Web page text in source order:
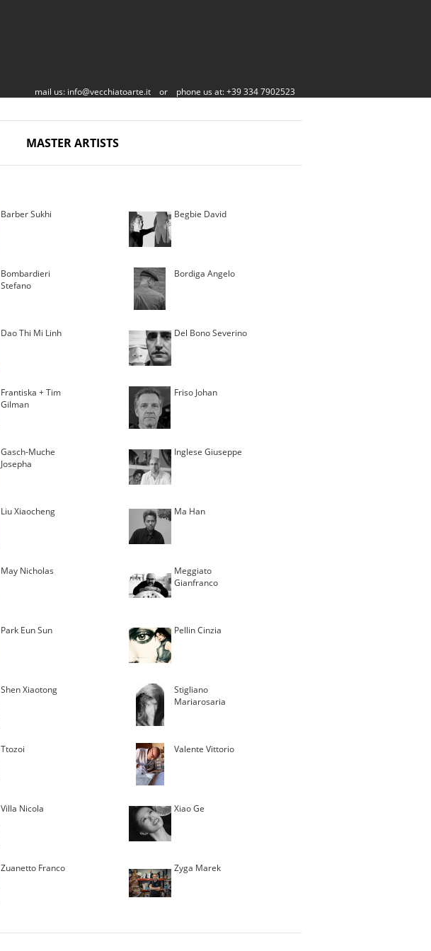
mail us: info@vecchiatoarte.it or phone us at: +39 334 7902523
MASTER ARTISTS
Barber Sukhi Begbie David
Bombardieri
Stefano
Bordiga Angelo
Dao Thi Mi Linh Del Bono Severino
Frantiska + Tim
Gilman
Friso Johan
Gasch-Muche
Josepha
Inglese Giuseppe
Liu Xiaocheng Ma Han
May Nicholas
Meggiato
Gianfranco
Park Eun Sun Pellin Cinzia
Shen Xiaotong
Stigliano
Mariarosaria
Ttozoi Valente Vittorio
Villa Nicola Xiao Ge
Zuanetto Franco Zyga Marek